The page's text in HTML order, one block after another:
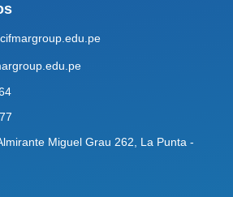
Miguel Grau 262, La Punta -